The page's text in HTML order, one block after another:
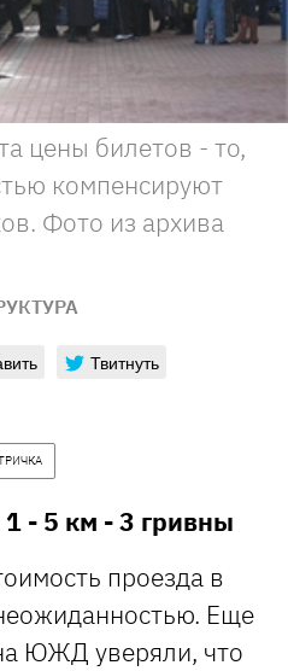
цены билетов - то,
компенсируют
Фото из архива
Твитнуть
- 5 км - 3 гривны
проезда в
Еще
ЮЖД уверяли, что